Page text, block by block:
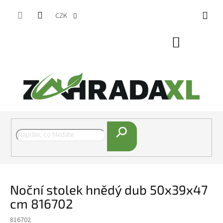
CZK
Hledat
Noční stolek hnědý dub 50x39x47
cm 816702
816702